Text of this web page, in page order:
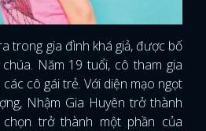
trong gia đình khá giả, được bố
Năm 19 tuổi, cô tham gia
cô gái trẻ. Với diện mạo ngọt
Nhậm Gia Huyên trở thành
trở thành một phần của